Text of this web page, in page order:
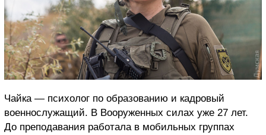
Чайка — психолог по образованию и кадровый
военнослужащий. В Вооруженных силах уже 27 лет.
До преподавания работала в мобильных группах